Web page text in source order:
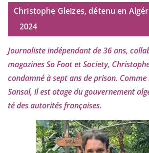
Christophe Gleizes, détenu en
2024
Journaliste indé­pen­dant de36ans,
maga­zines So Foot et Society,
condam­né à sept ans de pri­son. Comme
Sansal, il est otage du gou­ver­ne­ment
té des auto­ri­tés françaises.